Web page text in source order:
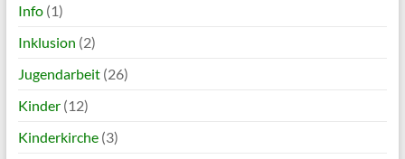
Info(1)
Inklusion (2)
Jugendarbeit(26)
Kinder(12)
Kinderkirche(3)